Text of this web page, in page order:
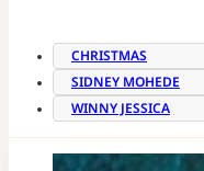
CHRISTMAS
SIDNEY MOHEDE
WINNY JESSICA